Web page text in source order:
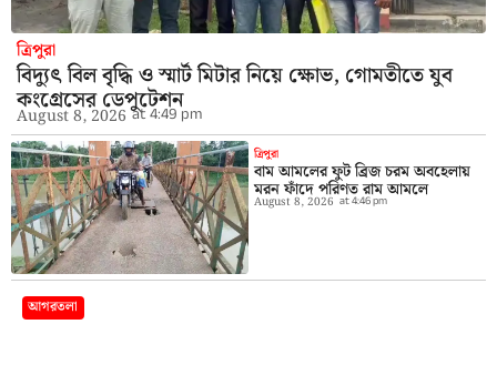
ত্রিপুরা
বিদ্যুৎ বিল বৃদ্ধি ও স্মার্ট মিটার নিয়ে ক্ষোভ, গোমতীতে যুব
কংগ্রেসের ডেপুটেশন
August 8, 2026 at4:49 pm
ত্রিপুরা
বাম আমলের ফুট ব্রিজ চরম অবহেলায়
মরন ফাঁদে পরিণত রাম আমলে
August 8, 2026 at4:46 pm
আগরতলা